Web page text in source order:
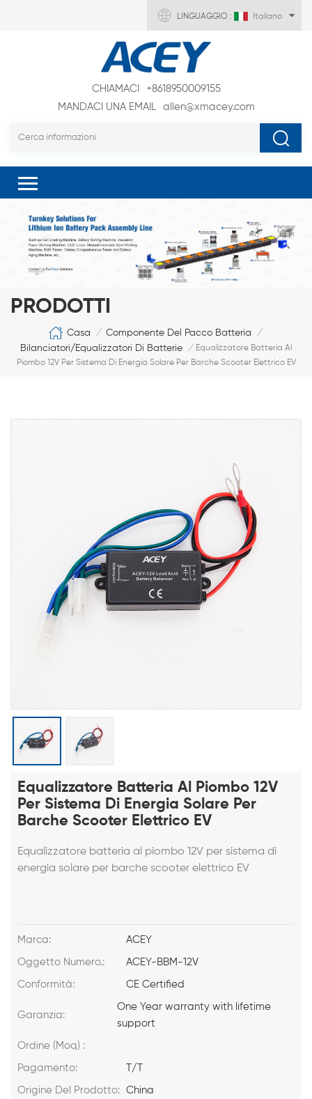
LINGUAGGIO : Italiano
CHIAMACI
+8618950009155
MANDACI UNA EMAIL
allen@xmacey.com
PRODOTTI
Casa / Componente Del Pacco Batteria /
Bilanciatori/equalizzatori Di Batterie / Equalizzatore Batteria Al
Piombo 12V Per Sistema Di Energia Solare Per Barche Scooter Elettrico EV
Equalizzatore Batteria Al Piombo 12V
Per Sistema Di Energia Solare Per
Barche Scooter Elettrico EV
Equalizzatore batteria al piombo 12V per sistema di
energia solare per barche scooter elettrico EV
Marca: ACEY
Oggetto Numero.: ACEY-BBM-12V
Conformità: CE Certified
Garanzia:
One Year warranty with lifetime
support
Ordine (Moq) :
Pagamento: T/T
Origine Del Prodotto: China